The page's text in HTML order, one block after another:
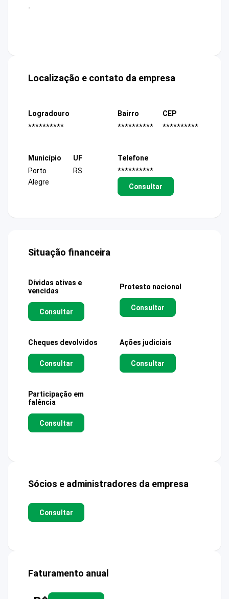
-
Localização e contato da empresa
Logradouro
**********
Bairro
**********
CEP
**********
Município
Porto
Alegre
UF
RS
Telefone
**********
Consultar
Situação financeira
Dívidas ativas e
vencidas
Consultar
Protesto nacional
Consultar
Cheques devolvidos
Consultar
Ações judiciais
Consultar
Participação em
falência
Consultar
Sócios e administradores da empresa
Consultar
Faturamento anual